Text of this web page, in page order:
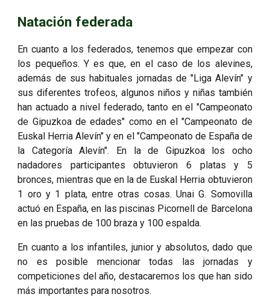
Natación federada
En cuanto a los federados, tenemos que empezar con
los pequeños. Y es que, en el caso de los alevines,
además de sus habituales jornadas de "Liga Alevín" y
sus diferentes trofeos, algunos niños y niñas también
han actuado a nivel federado, tanto en el "Campeonato
de Gipuzkoa de edades" como en el "Campeonato de
Euskal Herria Alevín" y en el "Campeonato de España de
la Categoría Alevín". En la de Gipuzkoa los ocho
nadadores participantes obtuvieron 6 platas y 5
bronces, mientras que en la de Euskal Herria obtuvieron
1 oro y 1 plata, entre otras cosas. Unai G. Somovilla
actuó en España, en las piscinas Picornell de Barcelona
en las pruebas de 100 braza y 100 espalda.
En cuanto a los infantiles, junior y absolutos, dado que
no es posible mencionar todas las jornadas y
competiciones del año, destacaremos los que han sido
más importantes para nosotros.